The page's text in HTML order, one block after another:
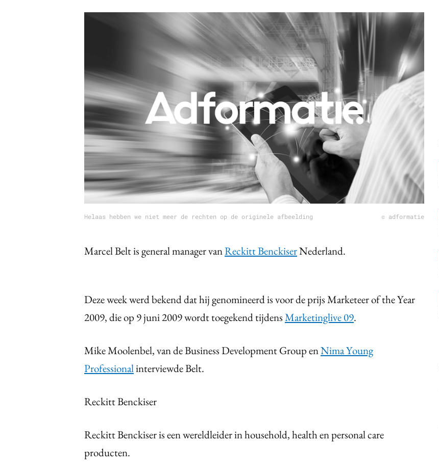
Gedragsverandering
Influencer marketing
Interne communicatie
Martech
Purpose Marketing
Reputatie & crisis
Helaas hebben we niet meer de rechten op de originele afbeelding © adformatie
Marcel Belt is general manager vanReckitt BenckiserNederland.
Deze week werd bekend dat hij genomineerd is voor de prijs Marketeer of the Year
2009, die op 9 juni 2009 wordt toegekend tijdensMarketinglive 09.
Mike Moolenbel, van de Business Development Group enNima Young
Professionalinterviewde Belt.
Reckitt Benckiser
Reckitt Benckiser is een wereldleider in household, health en personal care
producten.